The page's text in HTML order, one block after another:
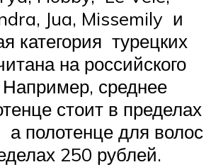
Jua, Missemily и
категория турецких
на российского
Например, среднее
стоит в пределах
полотенце для волос
250 рублей.